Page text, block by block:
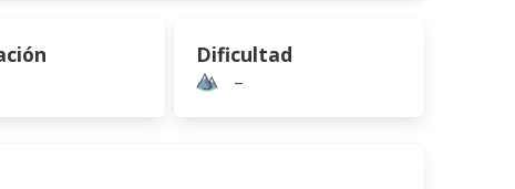
Dificultad
–